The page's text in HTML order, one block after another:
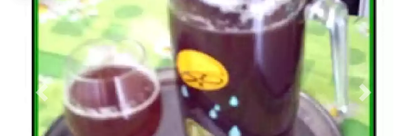
Anterior Next